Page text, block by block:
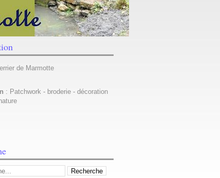
de Marmotte
: Patchwork - broderie - décoration